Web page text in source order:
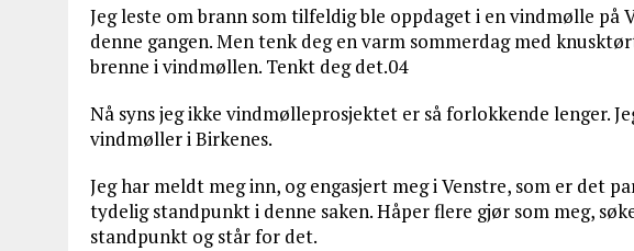
Jeg leste om brann som tilfeldig ble oppdaget i en vindmølle på
denne gangen. Men tenk deg en varm sommerdag med
brenne i vindmøllen. Tenkt deg det.04
Nå syns jeg ikke vindmølleprosjektet er så forlokkende lenger.
vindmøller i Birkenes.
Jeg har meldt meg inn, og engasjert meg i Venstre, som er det
tydelig standpunkt i denne saken. Håper flere gjør som meg,
standpunkt og står for det.